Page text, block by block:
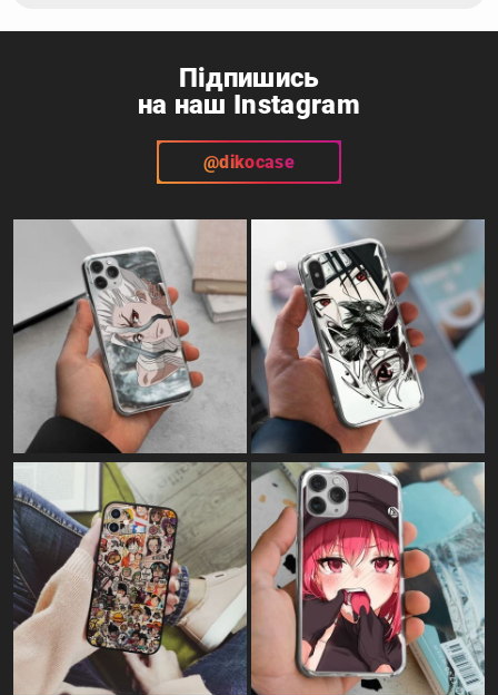
Підпишись
на наш Instagram
@dikocase